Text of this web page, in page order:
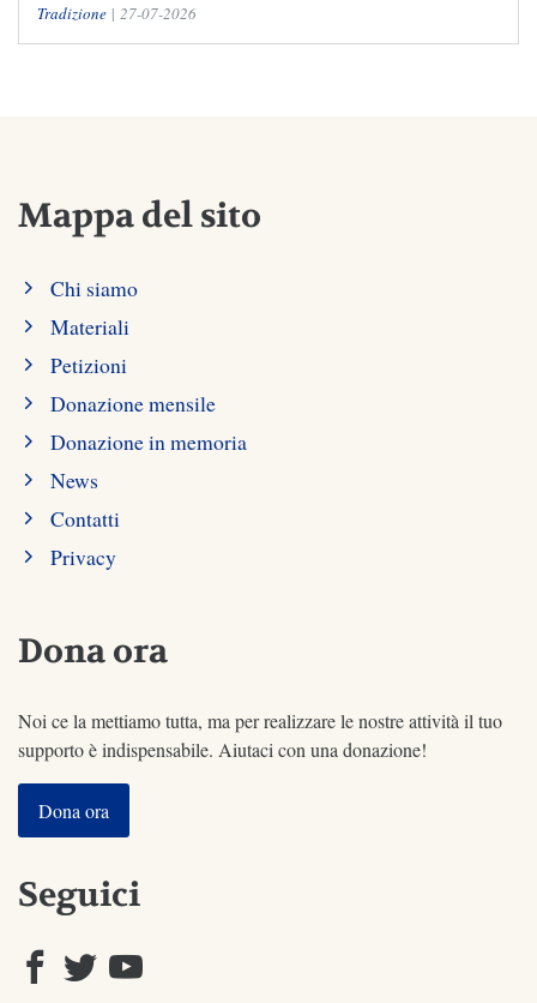
Tradizione | 27-07-2026
Mappa del sito
Chi siamo
Materiali
Petizioni
Donazione mensile
Donazione in memoria
News
Contatti
Privacy
Dona ora
Noi ce la mettiamo tutta, ma per realizzare le nostre attività il tuo
supporto è indispensabile. Aiutaci con una donazione!
Dona ora
Seguici